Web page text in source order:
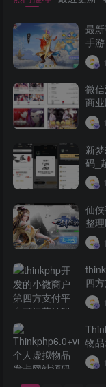
最
手
内
GM
果
微
商
新
码_
仙
整
后
四
物